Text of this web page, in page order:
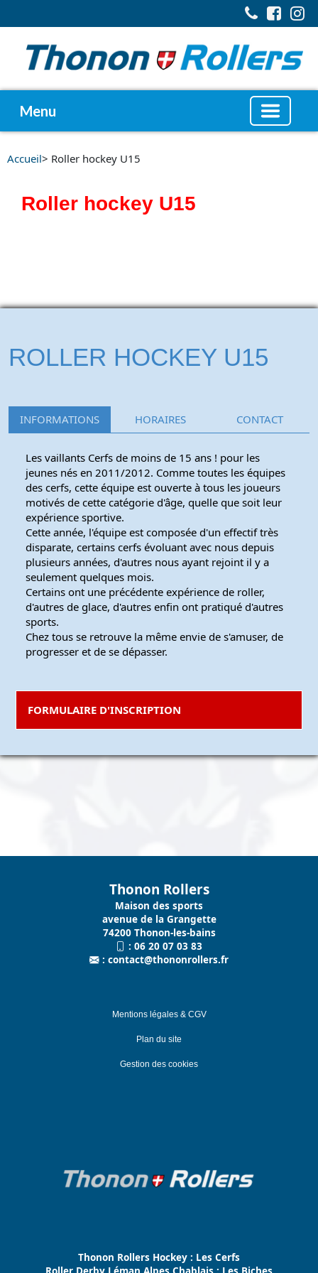
Menu
Accueil> Roller hockey U15
Roller hockey U15
ROLLER HOCKEY U15
INFORMATIONS HORAIRES CONTACT
Les vaillants Cerfs de moins de 15 ans ! pour les
jeunes nés en 2011/2012. Comme toutes les équipes
des cerfs, cette équipe est ouverte à tous les joueurs
motivés de cette catégorie d'âge, quelle que soit leur
expérience sportive.
Cette année, l'équipe est composée d'un effectif très
disparate, certains cerfs évoluant avec nous depuis
plusieurs années, d'autres nous ayant rejoint il y a
seulement quelques mois.
Certains ont une précédente expérience de roller,
d'autres de glace, d'autres enfin ont pratiqué d'autres
sports.
Chez tous se retrouve la même envie de s'amuser, de
progresser et de se dépasser.
FORMULAIRE D'INSCRIPTION
Thonon Rollers
Maison des sports
avenue de la Grangette
74200 Thonon-les-bains
: 06 20 07 03 83
: contact@thononrollers.fr
Mentions légales & CGV
Plan du site
Gestion des cookies
Thonon Rollers Hockey : Les Cerfs